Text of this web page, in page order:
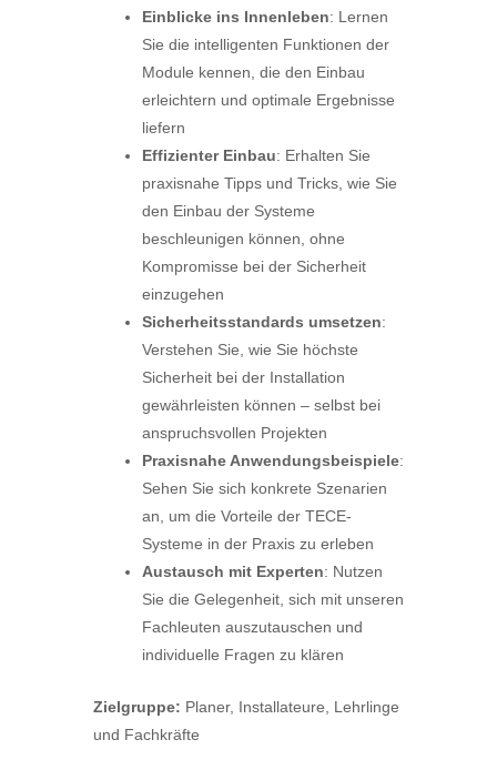
Einblicke ins Innenleben: Lernen
Sie die intelligenten Funktionen der
Module kennen, die den Einbau
erleichtern und optimale Ergebnisse
liefern
Effizienter Einbau: Erhalten Sie
praxisnahe Tipps und Tricks, wie Sie
den Einbau der Systeme
beschleunigen können, ohne
Kompromisse bei der Sicherheit
einzugehen
Sicherheitsstandards umsetzen:
Verstehen Sie, wie Sie höchste
Sicherheit bei der Installation
gewährleisten können – selbst bei
anspruchsvollen Projekten
Praxisnahe Anwendungsbeispiele:
Sehen Sie sich konkrete Szenarien
an, um die Vorteile der TECE-
Systeme in der Praxis zu erleben
Austausch mit Experten: Nutzen
Sie die Gelegenheit, sich mit unseren
Fachleuten auszutauschen und
individuelle Fragen zu klären
Zielgruppe: Planer, Installateure, Lehrlinge
und Fachkräfte